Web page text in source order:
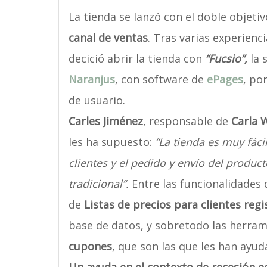
La tienda se lanzó con el doble
canal de ventas. Tras varias
decició abrir la tienda con “Fucsio”,la
Naranjus, con software de ePages,
de usuario.
Carles Jiménez, responsable de Carla
les ha supuesto: “La tienda es muy
clientes y el pedido y envío del
tradicional”. Entre las
de Listas de precios para clientes
base de datos, y sobretodo las
cupones, que son las que les han